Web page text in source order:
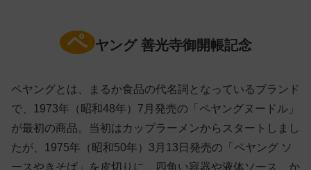
ペ ヤング 善光寺御開帳記念
ペヤングとは、まるか食品の代名詞となっているブランド
で、1973年（昭和48年）7月発売の「ペヤングヌードル」
が最初の商品。当初はカップラーメンからスタートしまし
たが、1975年（昭和50年）3月13日発売の「ペヤング ソ
ースやきそば」を皮切りに、四角い容器や液体ソース、か